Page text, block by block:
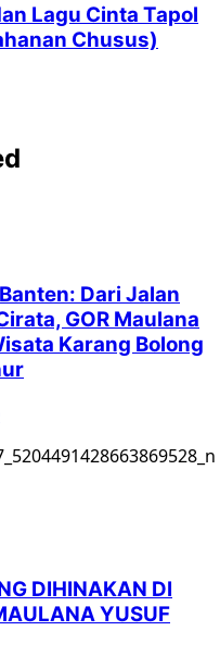
Lagu Cinta Tapol
Chusus)
Dari Jalan
GOR Maulana
Karang Bolong
DIHINAKAN DI
YUSUF